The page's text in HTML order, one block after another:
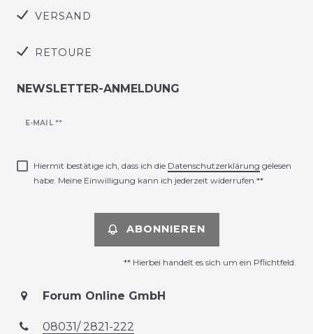
VERSAND
RETOURE
NEWSLETTER-ANMELDUNG
E-MAIL **
Newsletter
Hiermit bestätige ich, dass ich die Daten­schutz­erklärung gelesen
habe. Meine Einwilligung kann ich jederzeit widerrufen.**
ABONNIEREN
** Hierbei handelt es sich um ein Pflichtfeld.
Forum Online GmbH
08031/ 2821-222